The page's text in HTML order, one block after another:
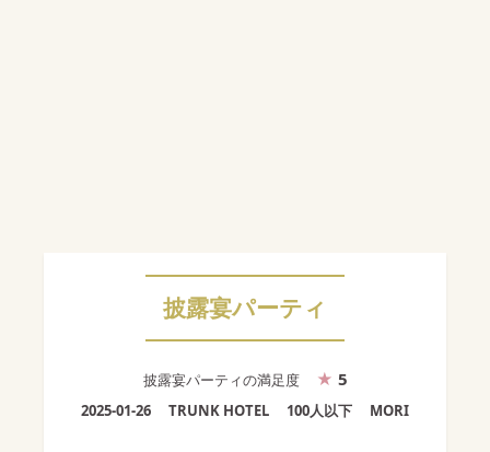
披露宴パーティ
披露宴パーティの満足度 5
2025-01-26 TRUNK HOTEL 100人以下 MORI